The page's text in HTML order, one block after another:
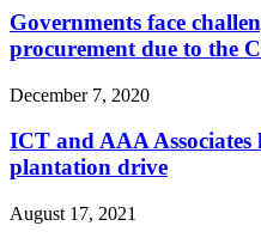
Governments face
procurement due to the
December 7, 2020
ICT and AAA Associates
plantation drive
August 17, 2021